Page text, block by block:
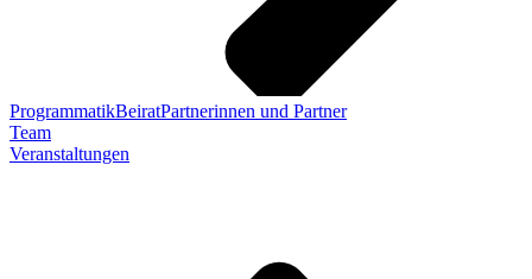
ProgrammatikBeiratPartnerinnen und Partner
Team
Veranstaltungen